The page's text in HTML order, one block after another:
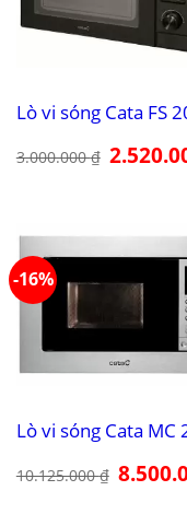
Lò vi sóng Cata FS
3.000.000₫ Giá
gốc
-16%
Lò vi sóng Cata MC
10.125.000₫ Giá
gốc